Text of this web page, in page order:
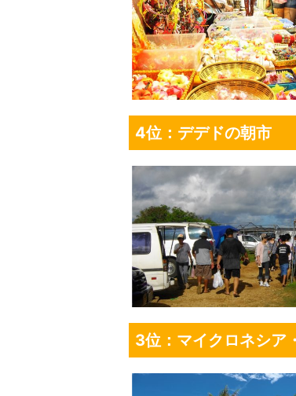
4位：デデドの朝市
3位：マイクロネシア